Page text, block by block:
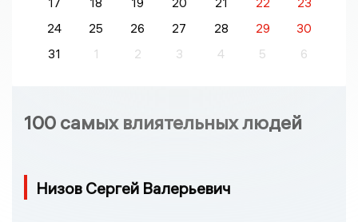
24
25 26 27 28 29
30
31
1 2 3 4 5 6
100 самых влиятельных людей
Низов Сергей Валерьевич